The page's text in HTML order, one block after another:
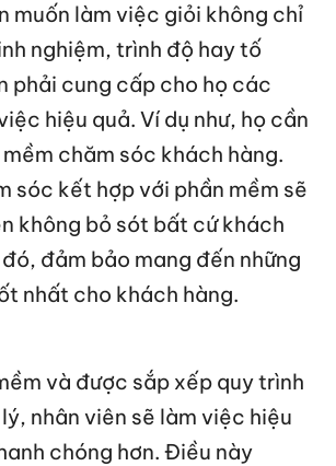
muốn làm việc giỏi không chỉ
nghiệm, trình độ hay tố
phải cung cấp cho họ các
hiệu quả. Ví dụ như, họ cần
chăm sóc khách hàng.
sóc kết hợp với phần mềm sẽ
không bỏ sót bất cứ khách
đảm bảo mang đến những
nhất cho khách hàng.
và được sắp xếp quy trình
nhân viên sẽ làm việc hiệu
chóng hơn. Điều này